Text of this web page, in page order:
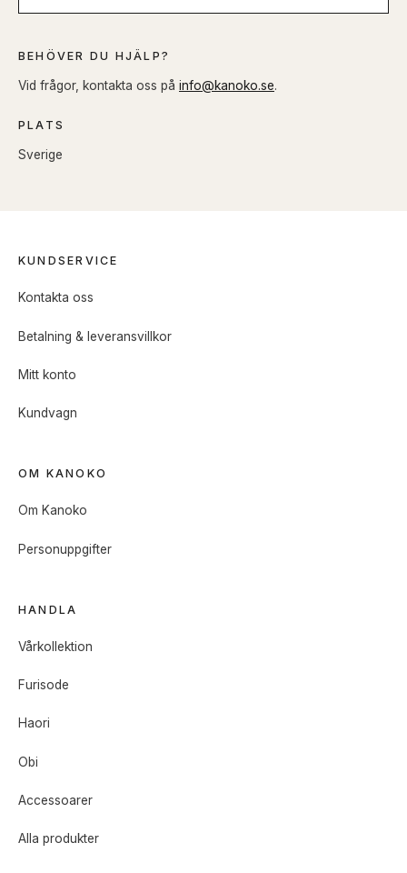
BEHÖVER DU HJÄLP?
Vid frågor, kontakta oss på info@kanoko.se.
PLATS
Sverige
KUNDSERVICE
Kontakta oss
Betalning & leveransvillkor
Mitt konto
Kundvagn
OM KANOKO
Om Kanoko
Personuppgifter
HANDLA
Vårkollektion
Furisode
Haori
Obi
Accessoarer
Alla produkter